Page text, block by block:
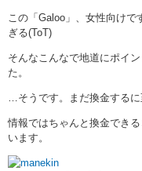
この「Galoo」、女性向けで
ぎる(ToT)
そんなこんなで地道にポイ
た。
…そうです。まだ換金するに
情報ではちゃんと換金でき
います。